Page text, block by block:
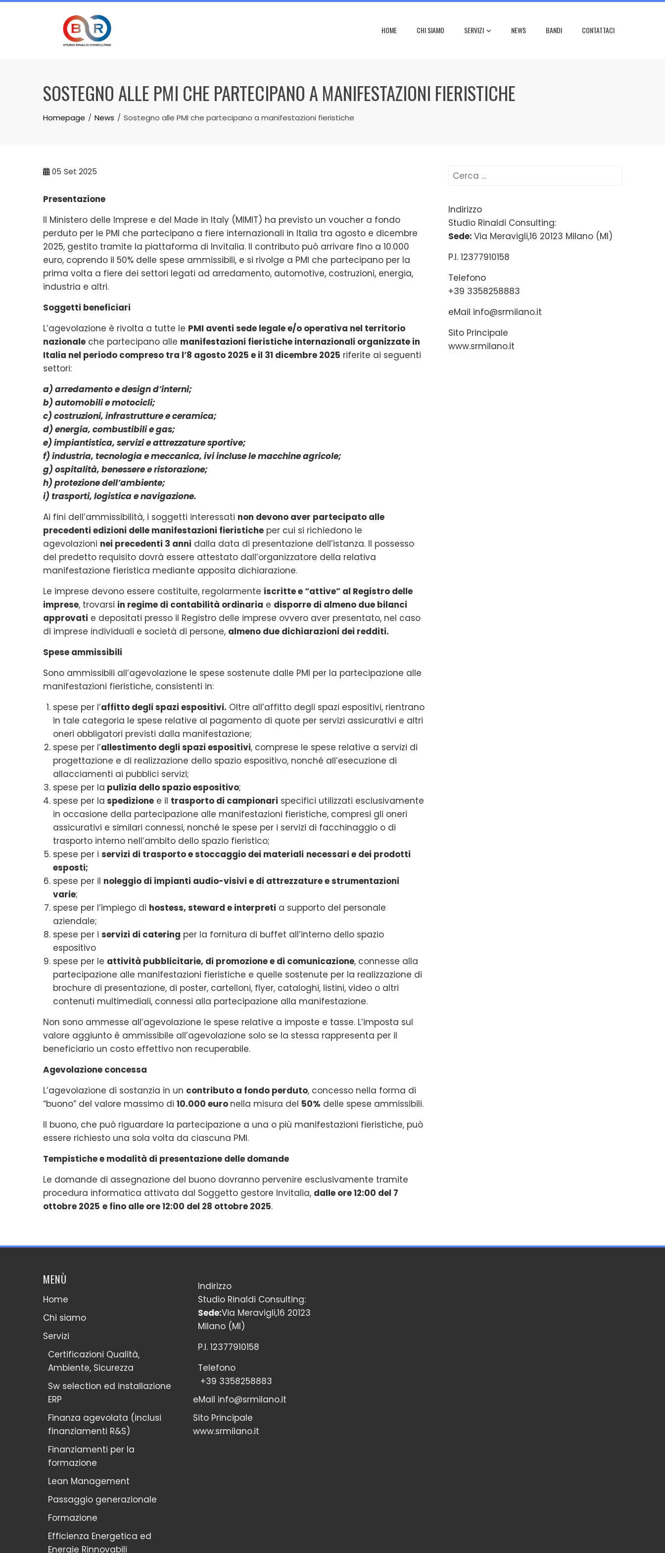
Skip
HOME CHI SIAMO SERVIZI NEWS BANDI CONTATTACI
SOSTEGNO ALLE PMI CHE PARTECIPANO A MANIFESTAZIONI FIERISTICHE
Homepage News Sostegno alle PMI che partecipano a manifestazioni fieristiche
05 Set 2025
Presentazione
Il Ministero delle Imprese e del Made in Italy (MIMIT) ha previsto un voucher a fondo
perduto per le PMI che partecipano a fiere internazionali in Italia tra agosto e dicembre
2025, gestito tramite la piattaforma di Invitalia. Il contributo può arrivare fino a 10.000
euro, coprendo il 50% delle spese ammissibili, e si rivolge a PMI che partecipano per la
prima volta a fiere dei settori legati ad arredamento, automotive, costruzioni, energia,
industria e altri.
Soggetti beneficiari
L’agevolazione è rivolta a tutte le PMI aventi sede legale e/o operativa nel territorio
nazionale che partecipano alle manifestazioni fieristiche internazionali organizzate in
Italia nel periodo compreso tra l’8 agosto 2025 e il 31 dicembre 2025 riferite ai seguenti
settori:
a) arredamento e design d’interni;
b) automobili e motocicli;
c) costruzioni, infrastrutture e ceramica;
d) energia, combustibili e gas;
e) impiantistica, servizi e attrezzature sportive;
f) industria, tecnologia e meccanica, ivi incluse le macchine agricole;
g) ospitalità, benessere e ristorazione;
h) protezione dell’ambiente;
i) trasporti, logistica e navigazione.
Ai fini dell’ammissibilità, i soggetti interessati non devono aver partecipato alle
precedenti edizioni delle manifestazioni fieristiche per cui si richiedono le
agevolazioni nei precedenti 3 anni dalla data di presentazione dell’istanza. Il possesso
del predetto requisito dovrà essere attestato dall’organizzatore della relativa
manifestazione fieristica mediante apposita dichiarazione.
Le imprese devono essere costituite, regolarmente iscritte e “attive” al Registro delle
imprese, trovarsi in regime di contabilità ordinaria e disporre di almeno due bilanci
approvati e depositati presso il Registro delle imprese ovvero aver presentato, nel caso
di imprese individuali e società di persone, almeno due dichiarazioni dei redditi.
Spese ammissibili
Sono ammissibili all’agevolazione le spese sostenute dalle PMI per la partecipazione alle
manifestazioni fieristiche, consistenti in:
spese per l’affitto degli spazi espositivi. Oltre all’affitto degli spazi espositivi, rientrano
in tale categoria le spese relative al pagamento di quote per servizi assicurativi e altri
oneri obbligatori previsti dalla manifestazione;
spese per l’allestimento degli spazi espositivi, comprese le spese relative a servizi di
progettazione e di realizzazione dello spazio espositivo, nonché all’esecuzione di
allacciamenti ai pubblici servizi;
spese per la pulizia dello spazio espositivo;
spese per la spedizione e il trasporto di campionari specifici utilizzati esclusivamente
in occasione della partecipazione alle manifestazioni fieristiche, compresi gli oneri
assicurativi e similari connessi, nonché le spese per i servizi di facchinaggio o di
trasporto interno nell’ambito dello spazio fieristico;
spese per i servizi di trasporto e stoccaggio dei materiali necessari e dei prodotti
esposti;
spese per il noleggio di impianti audio-visivi e di attrezzature e strumentazioni
varie;
spese per l’impiego di hostess, steward e interpreti a supporto del personale
aziendale;
spese per i servizi di catering per la fornitura di buffet all’interno dello spazio
espositivo
spese per le attività pubblicitarie, di promozione e di comunicazione, connesse alla
partecipazione alle manifestazioni fieristiche e quelle sostenute per la realizzazione di
brochure di presentazione, di poster, cartelloni, flyer, cataloghi, listini, video o altri
contenuti multimediali, connessi alla partecipazione alla manifestazione.
Non sono ammesse all’agevolazione le spese relative a imposte e tasse. L’imposta sul
valore aggiunto è ammissibile all’agevolazione solo se la stessa rappresenta per il
beneficiario un costo effettivo non recuperabile.
Agevolazione concessa
L’agevolazione di sostanzia in un contributo a fondo perduto, concesso nella forma di
“buono” del valore massimo di 10.000 euro nella misura del 50% delle spese ammissibili.
Il buono, che può riguardare la partecipazione a una o più manifestazioni fieristiche, può
essere richiesto una sola volta da ciascuna PMI.
Tempistiche e modalità di presentazione delle domande
Le domande di assegnazione del buono dovranno pervenire esclusivamente tramite
procedura informatica attivata dal Soggetto gestore Invitalia, dalle ore 12:00 del 7
ottobre 2025 e fino alle ore 12:00 del 28 ottobre 2025.
Ricerca
Indirizzo
Studio Rinaldi Consulting:
Sede: Via Meravigli,16 20123 Milano (MI)
P.I. 12377910158
Telefono
+39 3358258883
eMail info@srmilano.it
Sito Principale
www.srmilano.it
MENÙ
Home
Chi siamo
Servizi
Certificazioni Qualità,
Ambiente, Sicurezza
Sw selection ed installazione
ERP
Finanza agevolata (inclusi
finanziamenti R&S)
Finanziamenti per la
formazione
Lean Management
Passaggio generazionale
Formazione
Efficienza Energetica ed
Energie Rinnovabili
Indirizzo
Studio Rinaldi Consulting:
Sede:Via Meravigli,16 20123
Milano (MI)
P.I. 12377910158
Telefono
+39 3358258883
eMail info@srmilano.it
Sito Principale
www.srmilano.it